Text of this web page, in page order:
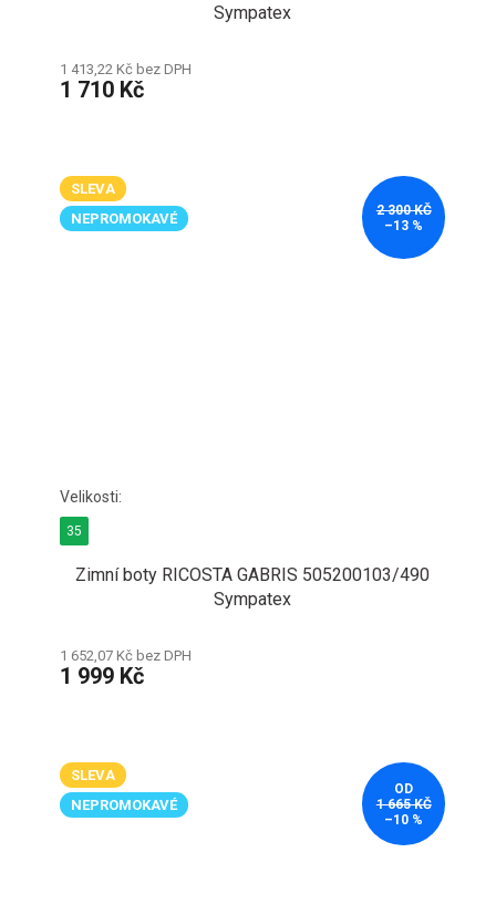
Sympatex
1 413,22 Kč bez DPH
1 710 Kč
SLEVA
NEPROMOKAVÉ
2 300 KČ
–13 %
Zimní boty RICOSTA GABRIS 505200103/490
Sympatex
1 652,07 Kč bez DPH
1 999 Kč
35
SLEVA
NEPROMOKAVÉ
OD
1 665 KČ
–10 %